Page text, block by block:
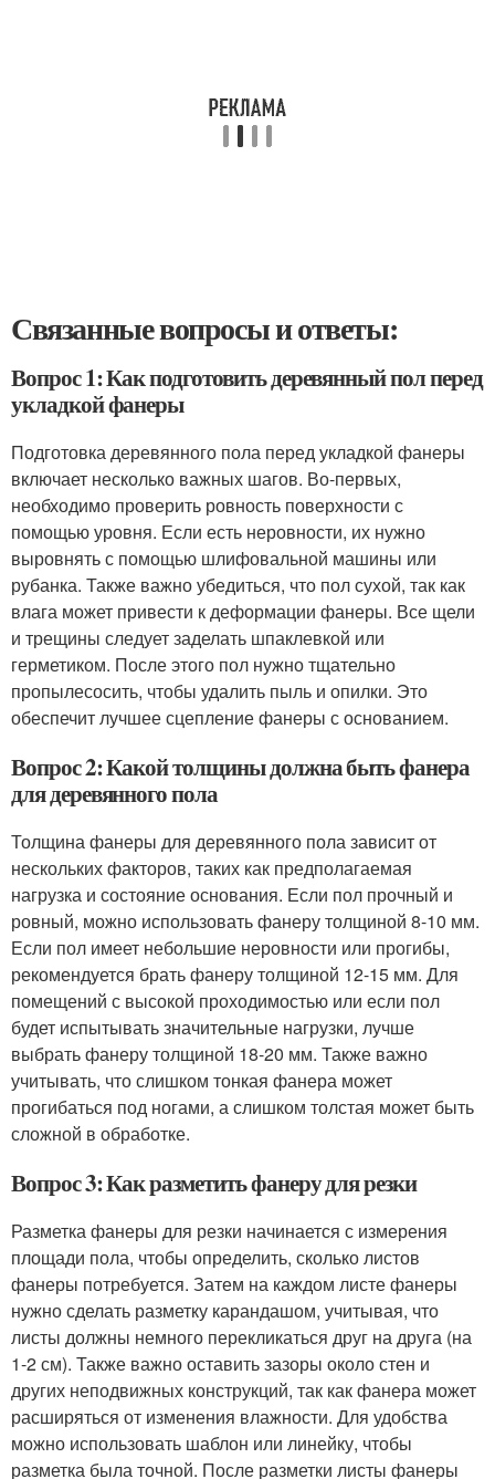
Связанные вопросы и ответы:
Вопрос 1: Как подготовить деревянный пол перед
укладкой фанеры
Подготовка деревянного пола перед укладкой фанеры
включает несколько важных шагов. Во-первых,
необходимо проверить ровность поверхности с
помощью уровня. Если есть неровности, их нужно
выровнять с помощью шлифовальной машины или
рубанка. Также важно убедиться, что пол сухой, так как
влага может привести к деформации фанеры. Все щели
и трещины следует заделать шпаклевкой или
герметиком. После этого пол нужно тщательно
пропылесосить, чтобы удалить пыль и опилки. Это
обеспечит лучшее сцепление фанеры с основанием.
Вопрос 2: Какой толщины должна быть фанера
для деревянного пола
Толщина фанеры для деревянного пола зависит от
нескольких факторов, таких как предполагаемая
нагрузка и состояние основания. Если пол прочный и
ровный, можно использовать фанеру толщиной 8-10 мм.
Если пол имеет небольшие неровности или прогибы,
рекомендуется брать фанеру толщиной 12-15 мм. Для
помещений с высокой проходимостью или если пол
будет испытывать значительные нагрузки, лучше
выбрать фанеру толщиной 18-20 мм. Также важно
учитывать, что слишком тонкая фанера может
прогибаться под ногами, а слишком толстая может быть
сложной в обработке.
Вопрос 3: Как разметить фанеру для резки
Разметка фанеры для резки начинается с измерения
площади пола, чтобы определить, сколько листов
фанеры потребуется. Затем на каждом листе фанеры
нужно сделать разметку карандашом, учитывая, что
листы должны немного перекликаться друг на друга (на
1-2 см). Также важно оставить зазоры около стен и
других неподвижных конструкций, так как фанера может
расширяться от изменения влажности. Для удобства
можно использовать шаблон или линейку, чтобы
разметка была точной. После разметки листы фанеры